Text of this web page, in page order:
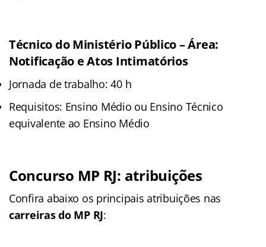
Técnico do Ministério Público – Área:
Notificação e Atos Intimatórios
Jornada de trabalho: 40 h
Requisitos: Ensino Médio ou Ensino Técnico
equivalente ao Ensino Médio
Concurso MP RJ: atribuições
Confira abaixo os principais atribuições nas
carreiras do MP RJ: